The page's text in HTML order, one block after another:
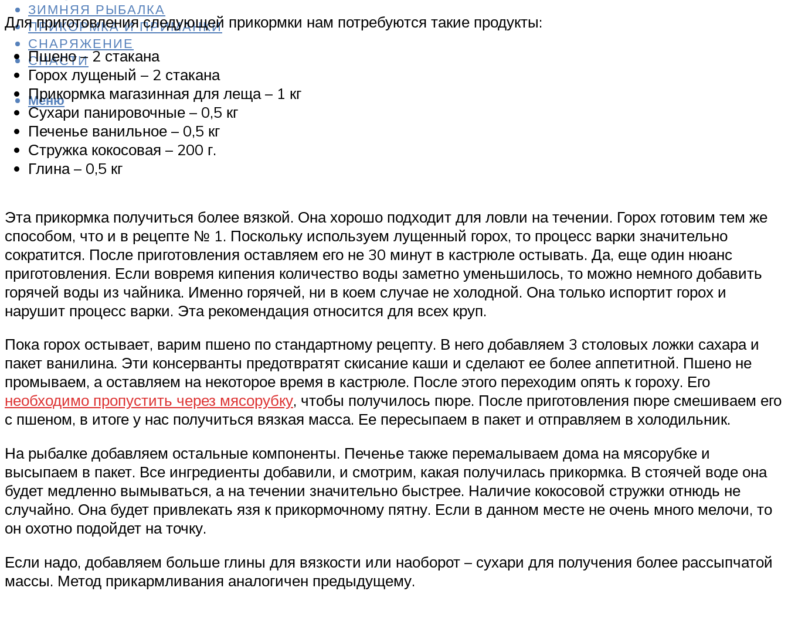
ЗИМНЯЯ РЫБАЛКА
ПРИКОРМКА И ПРИМАНКИ
СНАРЯЖЕНИЕ
СНАСТИ
Меню
Для приготовления следующей прикормки нам потребуются такие продукты:
Пшено – 2 стакана
Горох лущеный – 2 стакана
Прикормка магазинная для леща – 1 кг
Сухари панировочные – 0,5 кг
Печенье ванильное – 0,5 кг
Стружка кокосовая – 200 г.
Глина – 0,5 кг
Эта прикормка получиться более вязкой. Она хорошо подходит для ловли на течении. Горох готовим тем же
способом, что и в рецепте № 1. Поскольку используем лущенный горох, то процесс варки значительно
сократится. После приготовления оставляем его не 30 минут в кастрюле остывать. Да, еще один нюанс
приготовления. Если вовремя кипения количество воды заметно уменьшилось, то можно немного добавить
горячей воды из чайника. Именно горячей, ни в коем случае не холодной. Она только испортит горох и
нарушит процесс варки. Эта рекомендация относится для всех круп.
Пока горох остывает, варим пшено по стандартному рецепту. В него добавляем 3 столовых ложки сахара и
пакет ванилина. Эти консерванты предотвратят скисание каши и сделают ее более аппетитной. Пшено не
промываем, а оставляем на некоторое время в кастрюле. После этого переходим опять к гороху. Его
необходимо пропустить через мясорубку, чтобы получилось пюре. После приготовления пюре смешиваем его
с пшеном, в итоге у нас получиться вязкая масса. Ее пересыпаем в пакет и отправляем в холодильник.
На рыбалке добавляем остальные компоненты. Печенье также перемалываем дома на мясорубке и
высыпаем в пакет. Все ингредиенты добавили, и смотрим, какая получилась прикормка. В стоячей воде она
будет медленно вымываться, а на течении значительно быстрее. Наличие кокосовой стружки отнюдь не
случайно. Она будет привлекать язя к прикормочному пятну. Если в данном месте не очень много мелочи, то
он охотно подойдет на точку.
Если надо, добавляем больше глины для вязкости или наоборот – сухари для получения более рассыпчатой
массы. Метод прикармливания аналогичен предыдущему.